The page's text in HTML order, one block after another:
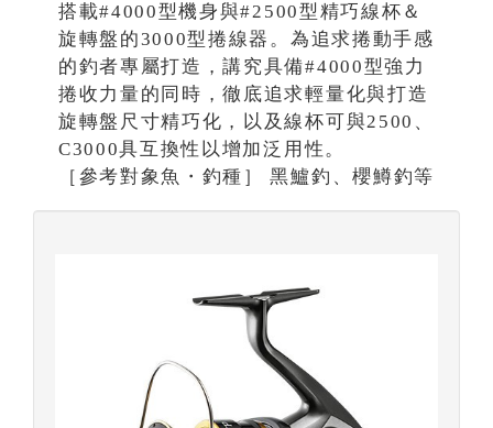
搭載#4000型機身與#2500型精巧線杯＆
旋轉盤的3000型捲線器。為追求捲動手感
的釣者專屬打造，講究具備#4000型強力
捲收力量的同時，徹底追求輕量化與打造
旋轉盤尺寸精巧化，以及線杯可與2500、
C3000具互換性以增加泛用性。
［參考對象魚・釣種］ 黑鱸釣、櫻鱒釣等